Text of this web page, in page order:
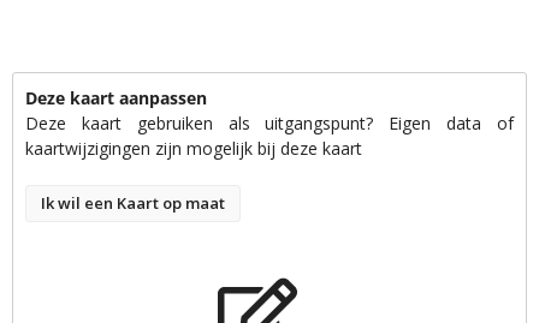
Deze kaart aanpassen
Deze kaart gebruiken als uitgangspunt? Eigen data of
kaartwijzigingen zijn mogelijk bij deze kaart
Ik wil een Kaart op maat